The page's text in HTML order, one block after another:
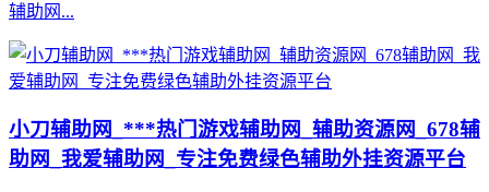
辅助网...
小刀辅助网_***热门游戏辅助网_辅助资源网_678辅
助网_我爱辅助网_专注免费绿色辅助外挂资源平台